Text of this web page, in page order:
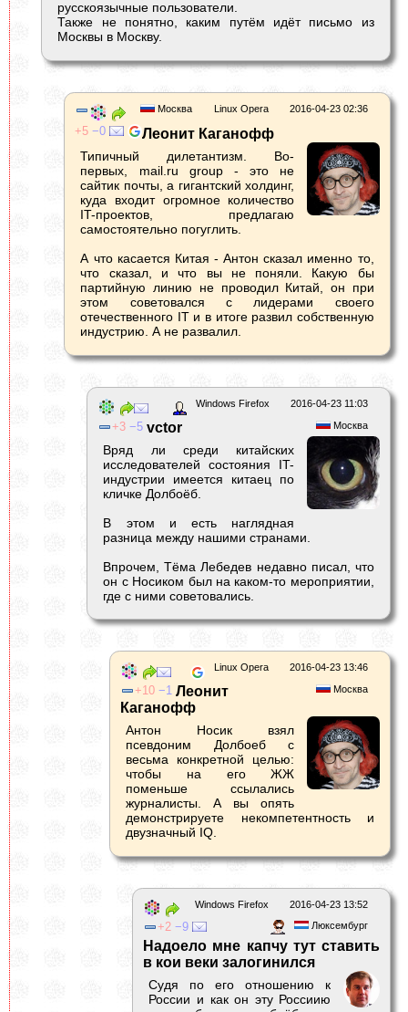
русскоязычные пользователи.
Также не понятно, каким путём идёт письмо из
Москвы в Москву.
2016-04-23 02:36
Linux Opera
Москва
5 0 Леонит Каганофф
Типичный дилетантизм. Во-
первых, mail.ru group - это не
сайтик почты, а гигантский холдинг,
куда входит огромное количество
IT-проектов, предлагаю
самостоятельно погуглить.
А что касается Китая - Антон сказал именно то,
что сказал, и что вы не поняли. Какую бы
партийную линию не проводил Китай, он при
этом советовался с лидерами своего
отечественного IT и в итоге развил собственную
индустрию. А не развалил.
2016-04-23 11:03
Windows Firefox
Москва
3 5 vctor
Вряд ли среди китайских
исследователей состояния IT-
индустрии имеется китаец по
кличке Долбоёб.
В этом и есть наглядная
разница между нашими странами.
Впрочем, Тёма Лебедев недавно писал, что
он с Носиком был на каком-то мероприятии,
где с ними советовались.
2016-04-23 13:46
Linux Opera
Москва
10 1 Леонит
Каганофф
Антон Носик взял
псевдоним Долбоеб с
весьма конкретной целью:
чтобы на его ЖЖ
поменьше ссылались
журналисты. А вы опять
демонстрируете некомпетентность и
двузначный IQ.
2016-04-23 13:52
Windows Firefox
Люксембург
2 9
Надоело мне капчу тут ставить
в кои веки залогинился
Судя по его отношению к
России и как он эту Россиию